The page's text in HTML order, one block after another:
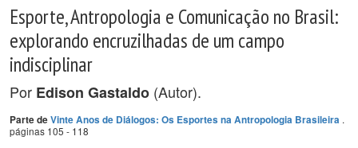
Esporte, Antropologia e Comunicação no Brasil:
explorando encruzilhadas de um campo
indisciplinar
Por Edison Gastaldo (Autor).
Parte deVinte Anos de Diálogos: Os Esportes na Antropologia Brasileira .
páginas 105 - 118